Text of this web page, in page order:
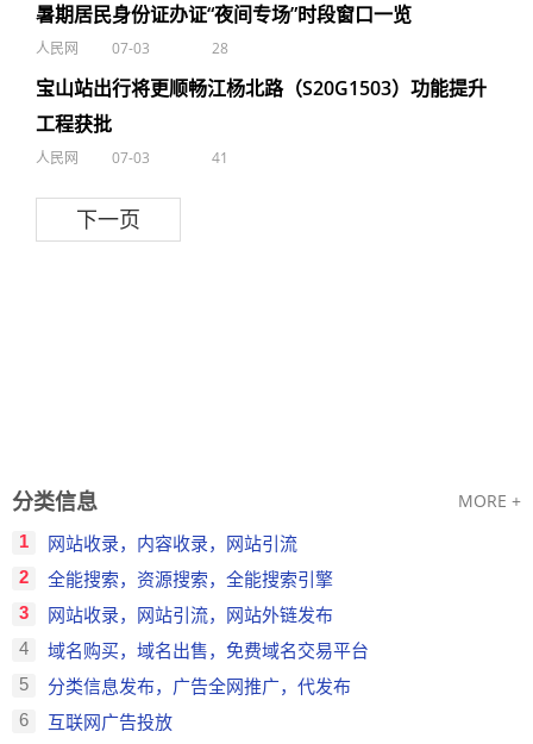
暑期居民身份证办证“夜间专场”时段窗口一览
人民网 07-03 28
宝山站出行将更顺畅江杨北路（S20G1503）功能提升
工程获批
人民网 07-03 41
下一页
分类信息 MORE +
1 网站收录，内容收录，网站引流
2 全能搜索，资源搜索，全能搜索引擎
3 网站收录，网站引流，网站外链发布
4 域名购买，域名出售，免费域名交易平台
5 分类信息发布，广告全网推广，代发布
6 互联网广告投放